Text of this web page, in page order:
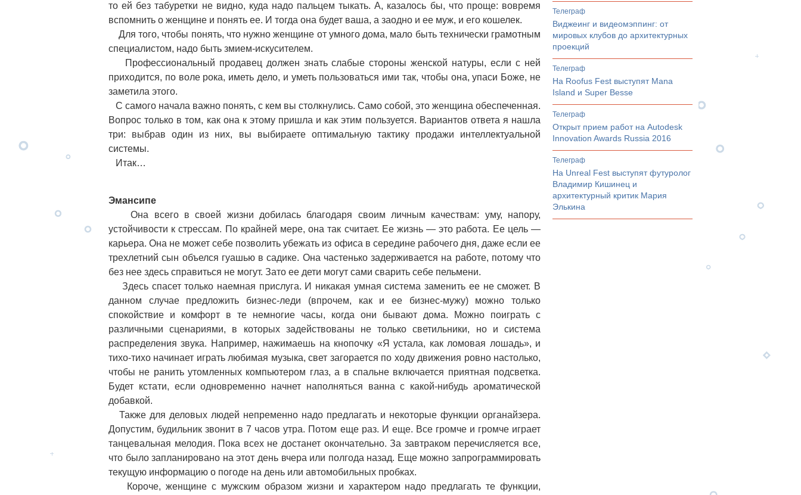
то ей без табуретки не видно, куда надо пальцем тыкать. А, казалось бы, что проще: вовремя
вспомнить о женщине и понять ее. И тогда она будет ваша, а заодно и ее муж, и его кошелек.
Для того, чтобы понять, что нужно женщине от умного дома, мало быть технически грамотным
специалистом, надо быть змием-искусителем.
Профессиональный продавец должен знать слабые стороны женской натуры, если с ней
приходится, по воле рока, иметь дело, и уметь пользоваться ими так, чтобы она, упаси Боже, не
заметила этого.
С самого начала важно понять, с кем вы столкнулись. Само собой, это женщина обеспеченная.
Вопрос только в том, как она к этому пришла и как этим пользуется. Вариантов ответа я нашла
три: выбрав один из них, вы выбираете оптимальную тактику продажи интеллектуальной
системы.
Итак…
Эмансипе
Она всего в своей жизни добилась благодаря своим личным качествам: уму, напору,
устойчивости к стрессам. По крайней мере, она так считает. Ее жизнь — это работа. Ее цель —
карьера. Она не может себе позволить убежать из офиса в середине рабочего дня, даже если ее
трехлетний сын объелся гуашью в садике. Она частенько задерживается на работе, потому что
без нее здесь справиться не могут. Зато ее дети могут сами сварить себе пельмени.
Здесь спасет только наемная прислуга. И никакая умная система заменить ее не сможет. В
данном случае предложить бизнес-леди (впрочем, как и ее бизнес-мужу) можно только
спокойствие и комфорт в те немногие часы, когда они бывают дома. Можно поиграть с
различными сценариями, в которых задействованы не только светильники, но и система
распределения звука. Например, нажимаешь на кнопочку «Я устала, как ломовая лошадь», и
тихо-тихо начинает играть любимая музыка, свет загорается по ходу движения ровно настолько,
чтобы не ранить утомленных компьютером глаз, а в спальне включается приятная подсветка.
Будет кстати, если одновременно начнет наполняться ванна с какой-нибудь ароматической
добавкой.
Также для деловых людей непременно надо предлагать и некоторые функции органайзера.
Допустим, будильник звонит в 7 часов утра. Потом еще раз. И еще. Все громче и громче играет
танцевальная мелодия. Пока всех не достанет окончательно. За завтраком перечисляется все,
что было запланировано на этот день вчера или полгода назад. Еще можно запрограммировать
текущую информацию о погоде на день или автомобильных пробках.
Короче, женщине с мужским образом жизни и характером надо предлагать те функции,
телеграф
Виджеинг и видеомэппинг: от
мировых клубов до архитектурных
проекций
телеграф
На Roofus Fest выступят Mana
Island и Super Besse
телеграф
Открыт прием работ на Autodesk
Innovation Awards Russia 2016
телеграф
На Unreal Fest выступят футуролог
Владимир Кишинец и
архитектурный критик Мария
Элькина